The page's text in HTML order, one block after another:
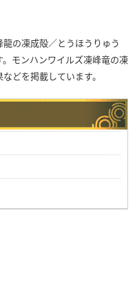
の凍成殻／とうほうりゅう
モンハンワイルズ凍峰竜の凍
どを掲載しています。